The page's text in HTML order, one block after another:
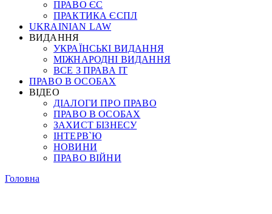
ПРАВО ЄС
ПРАКТИКА ЄСПЛ
UKRAINIAN LAW
ВИДАННЯ
УКРАЇНСЬКІ ВИДАННЯ
МІЖНАРОДНІ ВИДАННЯ
ВСЕ З ПРАВА ІТ
ПРАВО В ОСОБАХ
ВІДЕО
ДІАЛОГИ ПРО ПРАВО
ПРАВО В ОСОБАХ
ЗАХИСТ БІЗНЕСУ
ІНТЕРВ`Ю
НОВИНИ
ПРАВО ВІЙНИ
Головна